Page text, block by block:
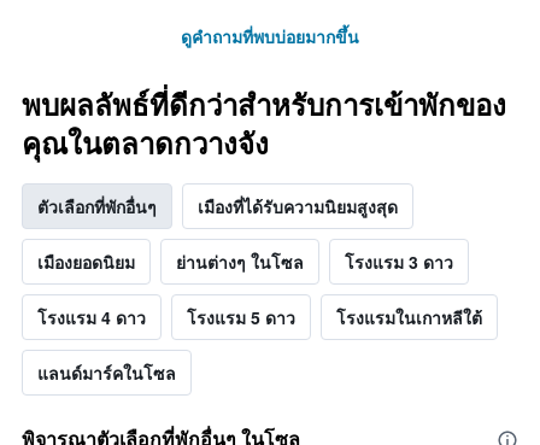
ดูคำถามที่พบบ่อยมากขึ้น
พบผลลัพธ์ที่ดีกว่าสำหรับการเข้าพักของ
คุณในตลาดกวางจัง
ตัวเลือกที่พักอื่นๆ เมืองที่ได้รับความนิยมสูงสุด
เมืองยอดนิยม ย่านต่างๆ ในโซล โรงแรม 3 ดาว
โรงแรม 4 ดาว โรงแรม 5 ดาว โรงแรมในเกาหลีใต้
แลนด์มาร์คในโซล
พิจารณาตัวเลือกที่พักอื่นๆ ในโซล